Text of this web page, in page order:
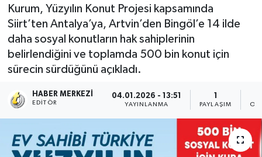
Kurum, Yüzyılın Konut Projesi kapsamında
Siirt’ten Antalya’ya, Artvin’den Bingöl’e 14 ilde
daha sosyal konutların hak sahiplerinin
belirlendiğini ve toplamda 500 bin konut için
sürecin sürdüğünü açıkladı.
HABER MERKEZI
EDITÖR
04.01.2026 - 13:51
YAYINLANMA
1
PAYLAŞIM